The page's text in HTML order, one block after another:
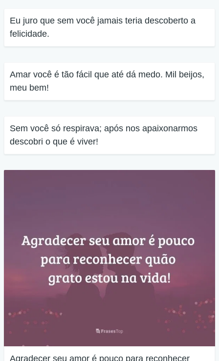
Eu juro que sem você jamais teria descoberto a
felicidade.
Amar você é tão fácil que até dá medo. Mil beijos,
meu bem!
Sem você só respirava; após nos apaixonarmos
descobri o que é viver!
Agradecer seu amor é pouco para reconhecer